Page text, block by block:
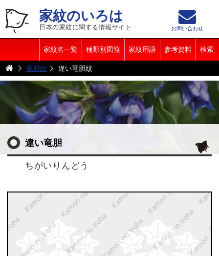
家紋のいろは
日本の家紋に関する情報サイト
家紋名一覧 種類別図覧 家紋用語 参考資料 検索
お問い合わせ
竜胆紋 違い竜胆紋
違い竜胆
ちがいりんどう